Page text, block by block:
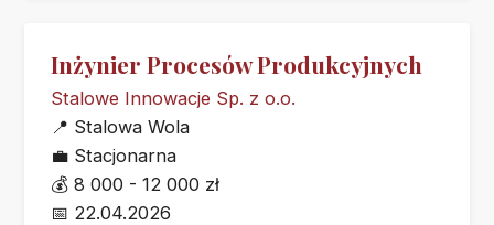
Inżynier Procesów Produkcyjnych
Stalowe Innowacje Sp. z o.o.
📍 Stalowa Wola
💼 Stacjonarna
💰 8 000 - 12 000 zł
📅 22.04.2026